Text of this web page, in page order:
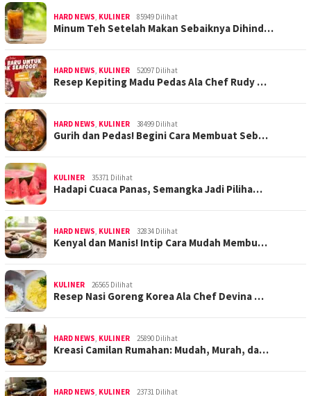
HARD NEWS, KULINER 85949 Dilihat
Minum Teh Setelah Makan Sebaiknya Dihind…
HARD NEWS, KULINER 52097 Dilihat
Resep Kepiting Madu Pedas Ala Chef Rudy …
HARD NEWS, KULINER 38499 Dilihat
Gurih dan Pedas! Begini Cara Membuat Seb…
KULINER 35371 Dilihat
Hadapi Cuaca Panas, Semangka Jadi Piliha…
HARD NEWS, KULINER 32834 Dilihat
Kenyal dan Manis! Intip Cara Mudah Membu…
KULINER 26565 Dilihat
Resep Nasi Goreng Korea Ala Chef Devina …
HARD NEWS, KULINER 25890 Dilihat
Kreasi Camilan Rumahan: Mudah, Murah, da…
HARD NEWS, KULINER 23731 Dilihat